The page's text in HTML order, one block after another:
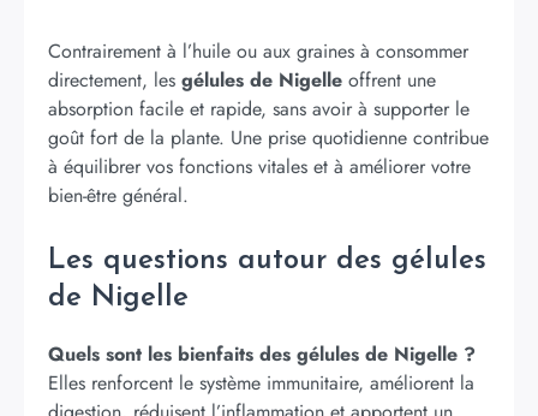
Contrairement à l’huile ou aux graines à consommer
directement, les gélules de Nigelle offrent une
absorption facile et rapide, sans avoir à supporter le
goût fort de la plante. Une prise quotidienne contribue
à équilibrer vos fonctions vitales et à améliorer votre
bien-être général.
Les questions autour des gélules
de Nigelle
Quels sont les bienfaits des gélules de Nigelle ?
Elles renforcent le système immunitaire, améliorent la